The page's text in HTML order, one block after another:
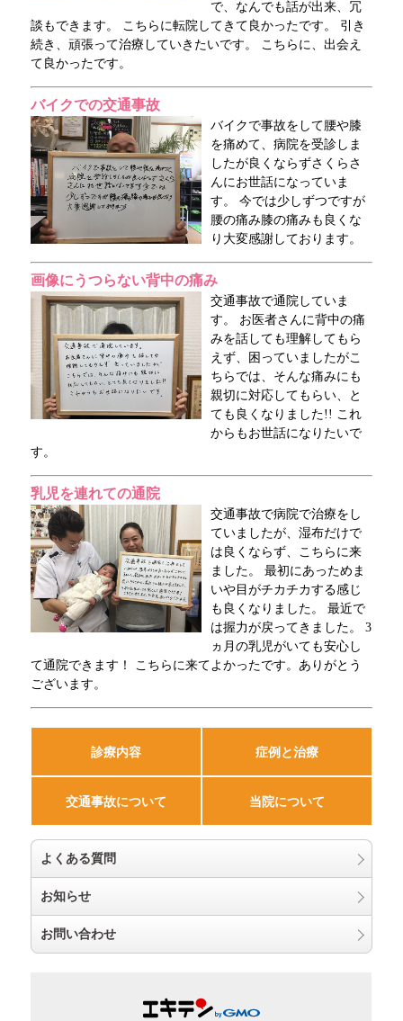
で、なんでも話が出来、冗
談もできます。 こちらに転院してきて良かったです。 引き
続き、頑張って治療していきたいです。 こちらに、出会え
て良かったです。
バイクでの交通事故
バイクで事故をして腰や膝
を痛めて、病院を受診しま
したが良くならずさくらさ
んにお世話になっていま
す。 今では少しずつですが
腰の痛み膝の痛みも良くな
り大変感謝しております。
画像にうつらない背中の痛み
交通事故で通院していま
す。 お医者さんに背中の痛
みを話しても理解してもら
えず、困っていましたがこ
ちらでは、そんな痛みにも
親切に対応してもらい、と
ても良くなりました!! これ
からもお世話になりたいで
す。
乳児を連れての通院
交通事故で病院で治療をし
ていましたが、湿布だけで
は良くならず、こちらに来
ました。 最初にあっためま
いや目がチカチカする感じ
も良くなりました。 最近で
は握力が戻ってきました。 3
ヵ月の乳児がいても安心し
て通院できます！ こちらに来てよかったです。ありがとう
ございます。
診療内容 症例と治療
交通事故について 当院について
よくある質問
お知らせ
お問い合わせ